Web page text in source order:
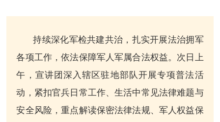
持续深化军检共建共治，扎实开展法治拥军
各项工作，依法保障军人军属合法权益。次日上
午，宣讲团深入辖区驻地部队开展专项普法活
动，紧扣官兵日常工作、生活中常见法律难题与
安全风险，重点解读保密法律法规、军人权益保